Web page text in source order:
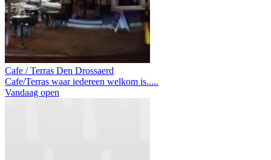
Cafe / Terras Den Drossaerd
Cafe/Terras waar iedereen welkom is.....
Vandaag open